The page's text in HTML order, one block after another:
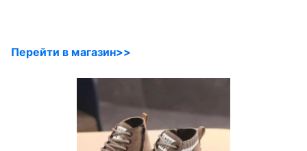
Перейти в магазин>>